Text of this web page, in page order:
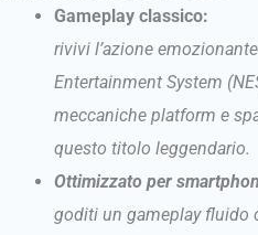
Gameplay classico:
rivivi l’azione
Entertainment System
meccaniche platform e
questo titolo leggendario.
Ottimizzato per
goditi un gameplay fluido